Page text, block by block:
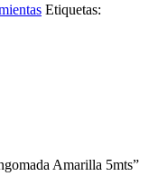
Etiquetas:
Amarilla 5mts”